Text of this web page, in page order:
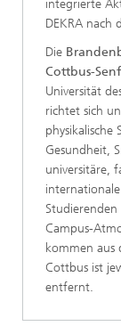
integrierte
DEKRA nach
Die
Cottbus-
Universität
richtet sich
physikalische
Gesundheit,
universitäre,
Campus-
kommen aus
Cottbus ist
entfernt.